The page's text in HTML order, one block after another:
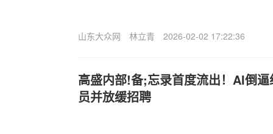
山东大众网 林立青 2026-02-02 17:22:36
高盛内部!备;忘录首度流出！AI倒
员并放缓招聘